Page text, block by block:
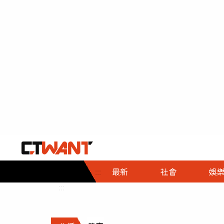
::: 最新 社會
社會首頁
時事
調查
娛樂
娛樂首頁
即時
財經首頁
熱線
政